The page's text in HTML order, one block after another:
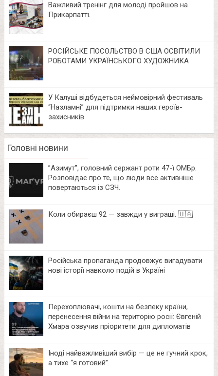
Важливий тренінг для молоді пройшов на
Прикарпатті.
РОСІЙСЬКЕ ПОСОЛЬСТВО В США ОСВІТИЛИ
РОБОТАМИ УКРАЇНСЬКОГО ХУДОЖНИКА
У Калуші відбудеться неймовірний фестиваль
“Назламні” для підтримки наших героїв-
захисників
Головні новини
⁨”Азимут”, головний сержант роти 47-ї ОМБр.
Розповідає про те, що люди все активніше
повертаються із СЗЧ.
Коли обираєш 92 — завжди у виграші. 🇺🇦
Російська пропаганда продовжує вигадувати
нові історії навколо подій в Україні
Перехоплювачі, кошти на безпеку країни,
перенесення війни на територію росії: Євгеній
Хмара озвучив пріоритети для дипломатів
Іноді найважливіший вибір — це не гучний крок,
а тихе “я готовий”.